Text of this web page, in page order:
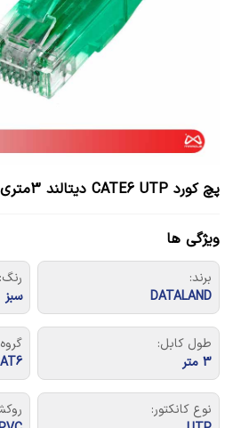
پچ کورد CATE6 UTP دیتالند 3متری
ویژگی ها
برند:
DATALAND
رنگ:
سبز
طول کابل:
3 متر
نوع کانکتور: